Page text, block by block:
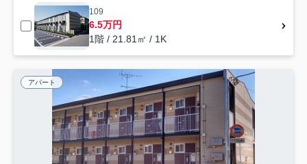
109
6.5万円
1階 / 21.81㎡ / 1K
アパート